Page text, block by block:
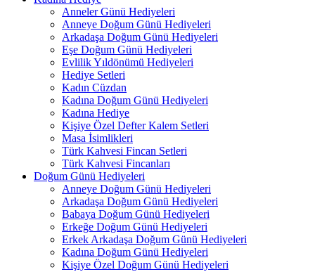
Anneler Günü Hediyeleri
Anneye Doğum Günü Hediyeleri
Arkadaşa Doğum Günü Hediyeleri
Eşe Doğum Günü Hediyeleri
Evlilik Yıldönümü Hediyeleri
Hediye Setleri
Kadın Cüzdan
Kadına Doğum Günü Hediyeleri
Kadına Hediye
Kişiye Özel Defter Kalem Setleri
Masa İsimlikleri
Türk Kahvesi Fincan Setleri
Türk Kahvesi Fincanları
Doğum Günü Hediyeleri
Anneye Doğum Günü Hediyeleri
Arkadaşa Doğum Günü Hediyeleri
Babaya Doğum Günü Hediyeleri
Erkeğe Doğum Günü Hediyeleri
Erkek Arkadaşa Doğum Günü Hediyeleri
Kadına Doğum Günü Hediyeleri
Kişiye Özel Doğum Günü Hediyeleri